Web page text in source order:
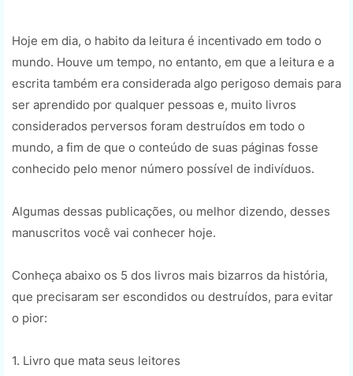
Hoje em dia, o habito da leitura é incentivado em todo o
mundo. Houve um tempo, no entanto, em que a leitura e a
escrita também era considerada algo perigoso demais para
ser aprendido por qualquer pessoas e, muito livros
considerados perversos foram destruídos em todo o
mundo, a fim de que o conteúdo de suas páginas fosse
conhecido pelo menor número possível de indivíduos.
Algumas dessas publicações, ou melhor dizendo, desses
manuscritos você vai conhecer hoje.
Conheça abaixo os 5 dos livros mais bizarros da história,
que precisaram ser escondidos ou destruídos, para evitar
o pior:
1. Livro que mata seus leitores